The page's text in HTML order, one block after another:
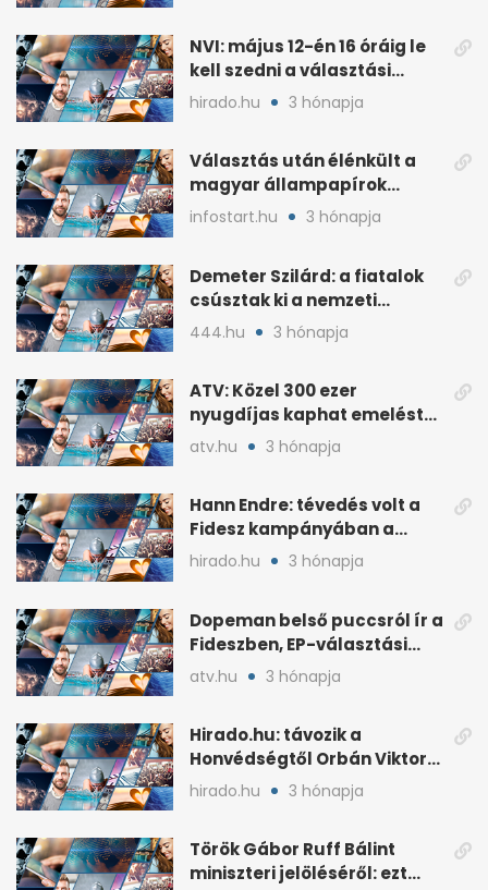
NVI: május 12-én 16 óráig le
kell szedni a választási
plakátokat
hirado.hu 3 hónapja
Választás után élénkült a
magyar állampapírok
lakossági értékesítése
infostart.hu 3 hónapja
Demeter Szilárd: a fiatalok
csúsztak ki a nemzeti
kultúrából
444.hu 3 hónapja
ATV: Közel 300 ezer
nyugdíjas kaphat emelést
idén a Tisza terve szerint
atv.hu 3 hónapja
Hann Endre: tévedés volt a
Fidesz kampányában a
háborús veszély
hirado.hu 3 hónapja
Dopeman belső puccsról ír a
Fideszben, EP-választási
árral
atv.hu 3 hónapja
Hirado.hu: távozik a
Honvédségtől Orbán Viktor
fia, Orbán Gáspár
hirado.hu 3 hónapja
Török Gábor Ruff Bálint
miniszteri jelöléséről: ezt